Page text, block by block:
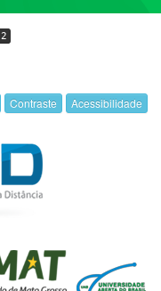
2
Contraste Acessibilidade